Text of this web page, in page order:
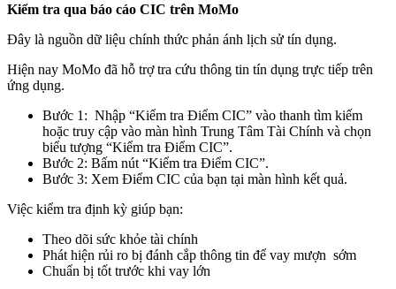
Kiểm tra qua báo cáo CIC trên MoMo
Đây là nguồn dữ liệu chính thức phản ánh lịch sử tín dụng.
Hiện nay MoMo đã hỗ trợ tra cứu thông tin tín dụng trực tiếp trên
ứng dụng.
Bước 1: Nhập “Kiểm tra Điểm CIC” vào thanh tìm kiếm
hoặc truy cập vào màn hình Trung Tâm Tài Chính và chọn
biểu tượng “Kiểm tra Điểm CIC”.
Bước 2: Bấm nút “Kiểm tra Điểm CIC”.
Bước 3: Xem Điểm CIC của bạn tại màn hình kết quả.
Việc kiểm tra định kỳ giúp bạn:
Theo dõi sức khỏe tài chính
Phát hiện rủi ro bị đánh cắp thông tin để vay mượn sớm
Chuẩn bị tốt trước khi vay lớn